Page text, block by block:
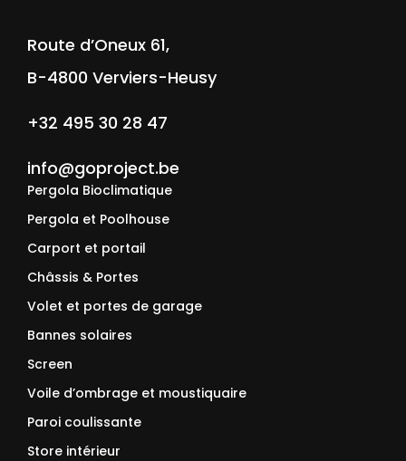
Route d’Oneux 61,
B-4800 Verviers-Heusy
+32 495 30 28 47
info@goproject.be
Pergola Bioclimatique
Pergola et Poolhouse
Carport et portail
Châssis & Portes
Volet et portes de garage
Bannes solaires
Screen
Voile d’ombrage et moustiquaire
Paroi coulissante
Store intérieur